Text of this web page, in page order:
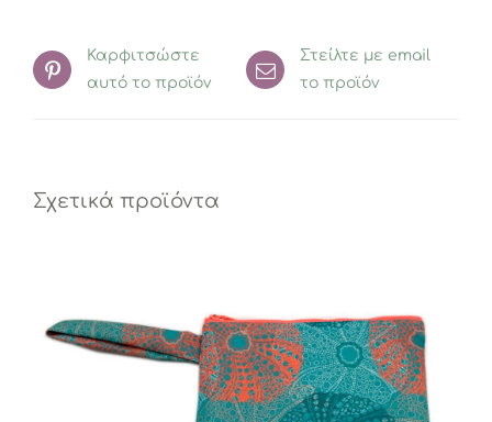
Καρφιτσώστε
αυτό το προϊόν
Στείλτε με email
το προϊόν
Σχετικά προϊόντα